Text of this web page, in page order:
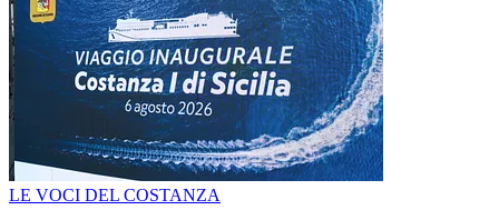
LE VOCI DEL COSTANZA